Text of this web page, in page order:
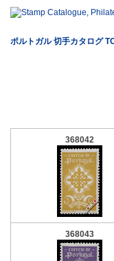
ポルトガル 切手カタログ
368042
368043